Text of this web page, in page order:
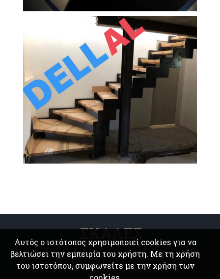
ΣΚΑΛΕΣ
2795043315 6944170460
Τρίπολη
dellasbros@yahoo.gr
Αυτός ο ιστότοπος χρησιμοποιεί cookies για να
βελτιώσει την εμπειρία του χρήστη. Με τη χρήση
του ιστοτόπου, συμφωνείτε με την χρήση των